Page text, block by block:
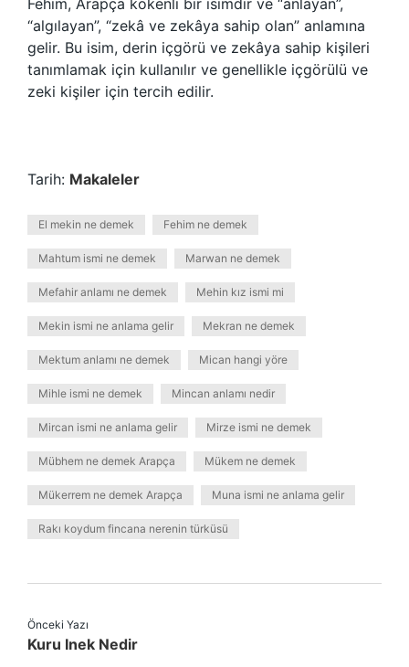
Fehim, Arapça kökenli bir isimdir ve “anlayan”,
“algılayan”, “zekâ ve zekâya sahip olan” anlamına
gelir. Bu isim, derin içgörü ve zekâya sahip kişileri
tanımlamak için kullanılır ve genellikle içgörülü ve
zeki kişiler için tercih edilir.
Tarih: Makaleler
El mekin ne demek Fehim ne demek
Mahtum ismi ne demek Marwan ne demek
Mefahir anlamı ne demek Mehin kız ismi mi
Mekin ismi ne anlama gelir Mekran ne demek
Mektum anlamı ne demek Mican hangi yöre
Mihle ismi ne demek Mincan anlamı nedir
Mircan ismi ne anlama gelir Mirze ismi ne demek
Mübhem ne demek Arapça Mükem ne demek
Mükerrem ne demek Arapça Muna ismi ne anlama gelir
Rakı koydum fincana nerenin türküsü
Önceki Yazı
Kuru Inek Nedir